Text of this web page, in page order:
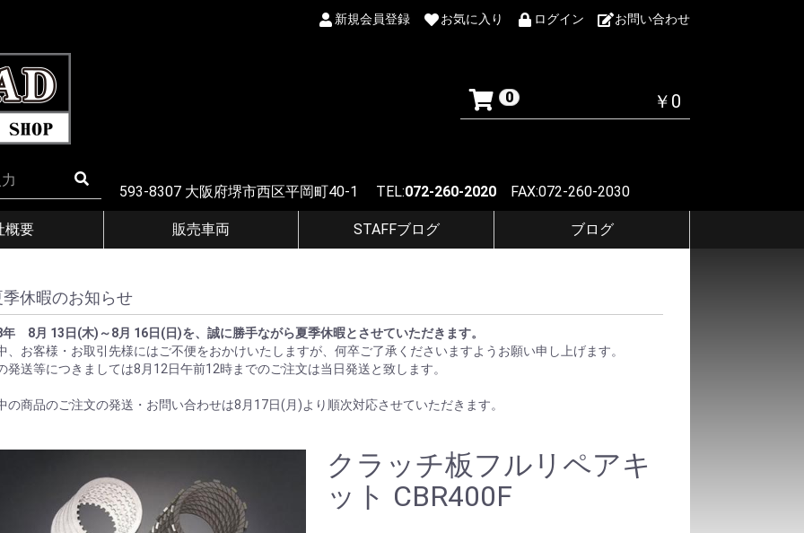
新規会員登録 お気に入り ログイン お問い合わせ
0 ￥0
593-8307 大阪府堺市西区平岡町40-1 TEL:072-260-2020 FAX:072-260-2030
概要 販売車両 STAFFブログ ブログ
季休暇のお知らせ
8月 13日(木)～8月 16日(日)を、誠に勝手ながら夏季休暇とさせていただきます。
、お客様・お取引先様にはご不便をおかけいたしますが、何卒ご了承くださいますようお願い申し上げます。
発送等につきましては8月12日午前12時までのご注文は当日発送と致します。
の商品のご注文の発送・お問い合わせは8月17日(月)より順次対応させていただきます。
クラッチ板フルリペアキ
ット CBR400F